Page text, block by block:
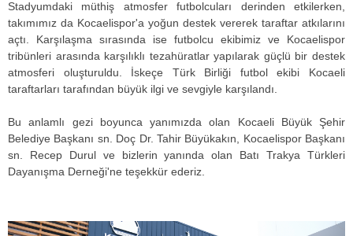
Stadyumdaki müthiş atmosfer futbolcuları derinden etkilerken,
takımımız da Kocaelispor'a yoğun destek vererek taraftar atkılarını
açtı. Karşılaşma sırasında ise futbolcu ekibimiz ve Kocaelispor
tribünleri arasında karşılıklı tezahüratlar yapılarak güçlü bir destek
atmosferi oluşturuldu. İskeçe Türk Birliği futbol ekibi Kocaeli
taraftarları tarafından büyük ilgi ve sevgiyle karşılandı.
Bu anlamlı gezi boyunca yanımızda olan Kocaeli Büyük Şehir
Belediye Başkanı sn. Doç Dr. Tahir Büyükakın, Kocaelispor Başkanı
sn. Recep Durul ve bizlerin yanında olan Batı Trakya Türkleri
Dayanışma Derneği'ne teşekkür ederiz.